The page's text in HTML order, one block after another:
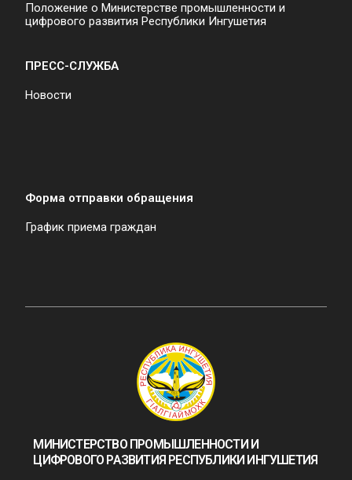
Положение о Министерстве промышленности и
цифрового развития Республики Ингушетия
ПРЕСС-СЛУЖБА
Новости
Форма отправки обращения
График приема граждан
МИНИСТЕРСТВО ПРОМЫШЛЕННОСТИ И
ЦИФРОВОГО РАЗВИТИЯ РЕСПУБЛИКИ ИНГУШЕТИЯ